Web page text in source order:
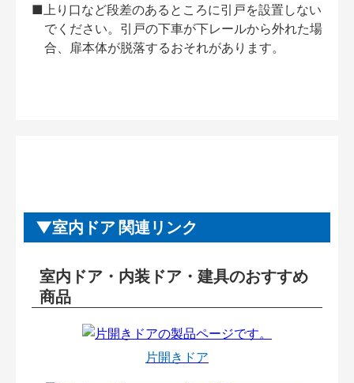
■上り口など段差のあるところに引戸を設置しない
でください。引戸の下車が下レールから外れた場
合、扉本体が脱落するおそれがあります。
室内ドア 関連リンク
室内ドア・内装ドア・建具のおすすめ
商品
片開きドア